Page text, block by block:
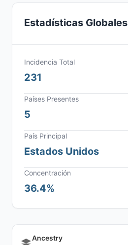
Estadísticas Globales
Incidencia Total
231
Países Presentes
5
País Principal
Estados Unidos
Concentración
36.4%
Ancestry